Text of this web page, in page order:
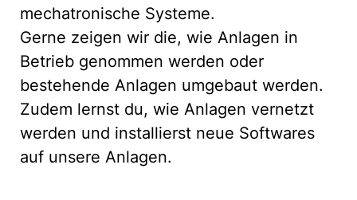
mechatronische Systeme.
Gerne zeigen wir die, wie Anlagen in
Betrieb genommen werden oder
bestehende Anlagen umgebaut werden.
Zudem lernst du, wie Anlagen vernetzt
werden und installierst neue Softwares
auf unsere Anlagen.